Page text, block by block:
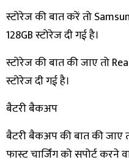
स्टोरेज की बात करें तो
128GB स्टोरेज दी गई है।
स्टोरेज की बात की जाए तो
स्टोरेज दी गई है।
​बैटरी बैकअप
बैटरी बैकअप की बात की जाए
फास्ट चार्जिंग को सपोर्ट करने